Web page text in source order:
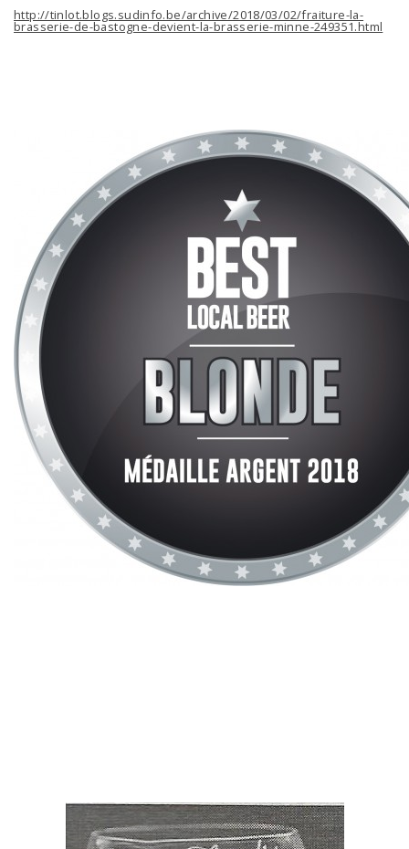
http://tinlot.blogs.sudinfo.be/archive/2018/03/02/fraiture-la-
brasserie-de-bastogne-devient-la-brasserie-minne-249351.html